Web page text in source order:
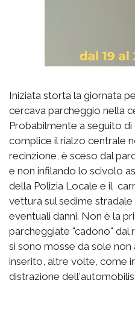
Iniziata storta la giornata
cercava parcheggio nella
Probabilmente a seguito
complice il rialzo centrale
recinzione, è sceso dal
e non infilando lo scivolo
della Polizia Locale e il
vettura sul sedime
eventuali danni. Non è la
parcheggiate "cadono" dal
si sono mosse da sole
inserito, altre volte, come
distrazione